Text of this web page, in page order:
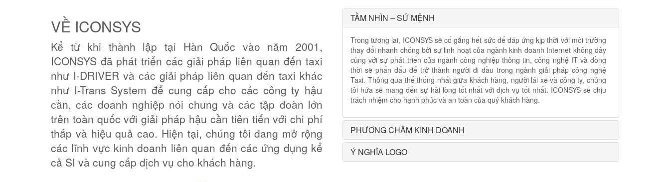
VỀ ICONSYS
Kể từ khi thành lập tại Hàn Quốc vào năm 2001,
ICONSYS đã phát triển các giải pháp liên quan đến taxi
như I-DRIVER và các giải pháp liên quan đến taxi khác
như I-Trans System để cung cấp cho các công ty hậu
cần, các doanh nghiệp nói chung và các tập đoàn lớn
trên toàn quốc với giải pháp hậu cần tiên tiến với chi phí
thấp và hiệu quả cao. Hiện tại, chúng tôi đang mở rộng
các lĩnh vực kinh doanh liên quan đến các ứng dụng kể
cả SI và cung cấp dịch vụ cho khách hàng.
TẦM NHÌN – SỨ MỆNH
Trong tương lai, ICONSYS sẽ cố gắng hết sức để đáp ứng kịp thời với môi trường
thay đổi nhanh chóng bởi sự linh hoạt của ngành kinh doanh Internet không dây
cùng với sự phát triển của ngành công nghiệp thông tin, công nghệ IT và đồng
thời sẽ phấn đấu để trở thành người đi đầu trong ngành giải pháp công nghệ
Taxi. Thông qua thể thống nhất giữa khách hàng, người lái xe và công ty, chúng
tôi hứa sẽ mang đến sự hài lòng tốt nhất với dịch vụ tốt nhất. ICONSYS sẽ chịu
trách nhiệm cho hạnh phúc và an toàn của quý khách hàng.
PHƯƠNG CHÂM KINH DOANH
Ý NGHĨA LOGO